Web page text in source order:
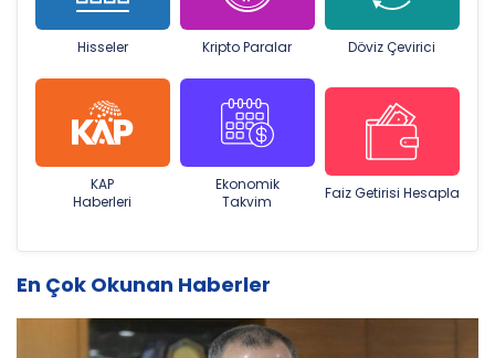
Hisseler Kripto Paralar Döviz Çevirici
KAP
Haberleri
Ekonomik
Takvim
Faiz Getirisi Hesapla
En Çok Okunan Haberler